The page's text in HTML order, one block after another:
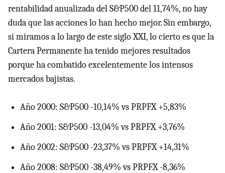
rentabilidad anualizada del S&P500 del 11,74%, no hay
duda que las acciones lo han hecho mejor. Sin embargo,
si miramos a lo largo de este siglo XXI, lo cierto es que la
Cartera Permanente ha tenido mejores resultados
porque ha combatido excelentemente los intensos
mercados bajistas.
Año 2000: S&P500 -10,14% vs PRPFX +5,83%
Año 2001: S&P500 -13,04% vs PRPFX +3,76%
Año 2002: S&P500 -23,37% vs PRPFX +14,31%
Año 2008: S&P500 -38,49% vs PRPFX -8,36%